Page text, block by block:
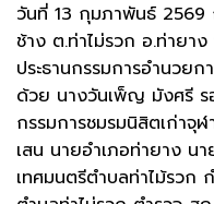
วันที่ 13 กุมภาพันธ์ 2569
ช้าง ต.ท่าไม่รวก อ.ท่ายา
ประธานกรรมการอำนวย
ด้วย นางวันเพ็ญ มังศรี ร
กรรมการชมรมนิสิตเก่าจุ
เสน นายอำเภอท่ายาง น
เทศมนตรีตำบลท่าไม้รวก